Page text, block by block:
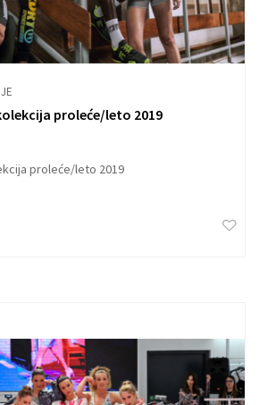
kolekcija proleće/leto 2019
proleće/leto 2019